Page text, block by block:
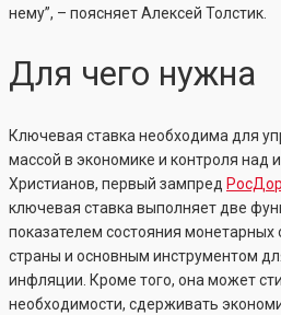
нему”, – поясняет Алексей Толстик.
Для чего нужна
Ключевая ставка необходима для
массой в экономике и контроля над
Христианов, первый зампред
ключевая ставка выполняет две
показателем состояния
страны и основным инструментом
инфляции. Кроме того, она может
необходимости, сдерживать